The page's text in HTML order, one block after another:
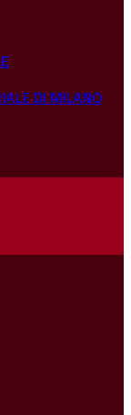
DI MILANO